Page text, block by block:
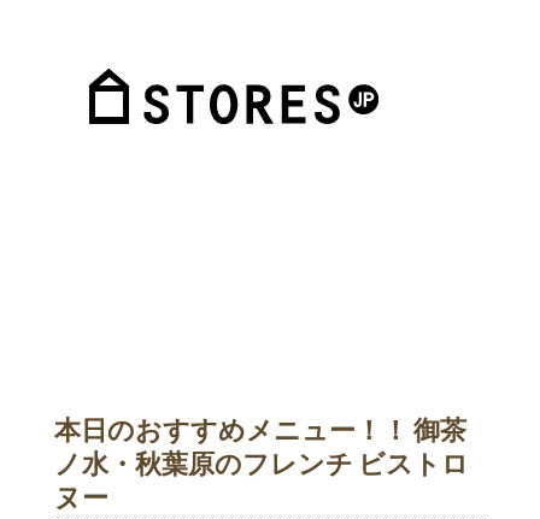
本日のおすすめメニュー！！ 御茶
ノ水・秋葉原のフレンチ ビストロ
ヌー